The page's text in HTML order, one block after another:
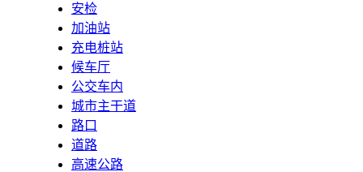
安检
加油站
充电桩站
候车厅
公交车内
城市主干道
路口
道路
高速公路